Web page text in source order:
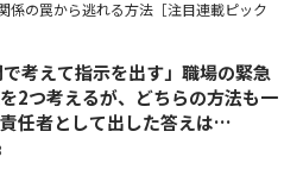
係の罠から逃れる方法［注目連載ピック
で考えて指示を出す」職場の緊急
2つ考えるが、どちらの方法も一
任者として出した答えは…